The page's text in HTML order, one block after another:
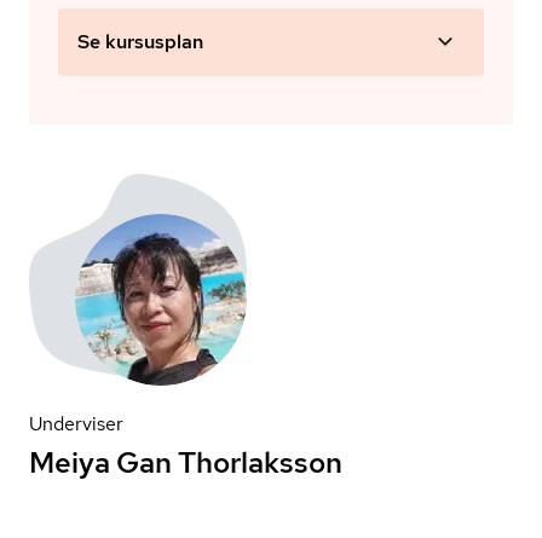
Se kursusplan
Underviser
Meiya Gan Thorlaksson